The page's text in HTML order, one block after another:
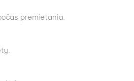
premietania.